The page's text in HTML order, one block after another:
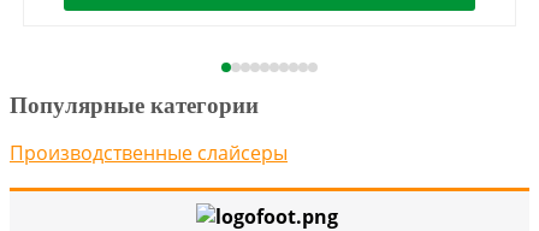
Популярные категории
Производственные слайсеры